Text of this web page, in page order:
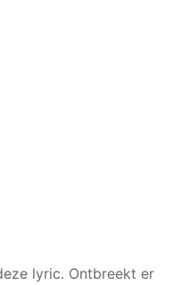
lyric. Ontbreekt er